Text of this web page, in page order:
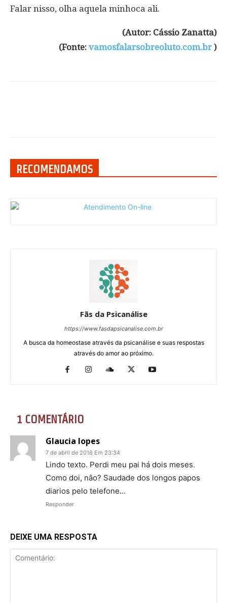
Falar nisso, olha aquela minhoca ali.
(Autor: Cássio Zanatta)
(Fonte: vamosfalarsobreoluto.com.br )
RECOMENDAMOS
Fãs da Psicanálise
https://www.fasdapsicanalise.com.br
A busca da homeostase através da psicanálise e suas respostas
através do amor ao próximo.
1 COMENTÁRIO
Glaucia lopes
7 de abril de 2016 Em 23:34
Lindo texto. Perdi meu pai há dois meses.
Como doi, nāo? Saudade dos longos papos
diarios pelo telefone…
Responder
DEIXE UMA RESPOSTA